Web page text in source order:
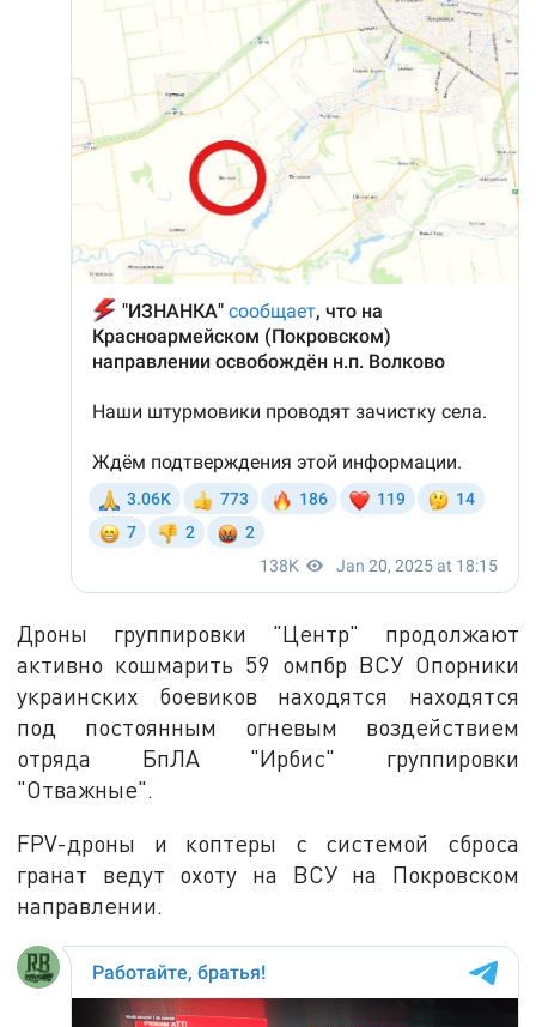
Дроны группировки "Центр" продолжают
активно кошмарить 59 омпбр ВСУ Опорники
украинских боевиков находятся находятся
под постоянным огневым воздействием
отряда БпЛА "Ирбис" группировки
"Отважные".
FPV-дроны и коптеры с системой сброса
гранат ведут охоту на ВСУ на Покровском
направлении.